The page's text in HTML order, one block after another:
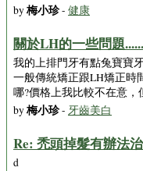
by梅小珍- 健康
關於LH的一些問題
我的上排門牙有點兔寶寶
一般傳統矯正跟LH矯正時
哪?價格上我比較不在意，
by梅小珍- 牙齒美白
Re: 禿頭掉髮有辦法
d